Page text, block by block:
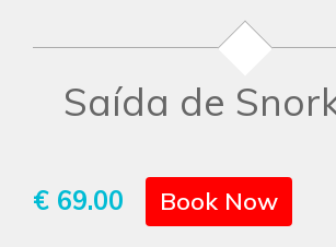
Saída de
€ 69.00 Book Now